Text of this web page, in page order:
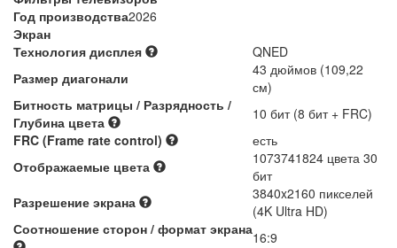
Год производства2026
Экран
Технология дисплея
QNED
Размер диагонали
43 дюймов (109,22
см)
Битность матрицы / Разрядность /
Глубина цвета
10 бит (8 бит + FRC)
FRC (Frame rate control)
есть
Отображаемые цвета
1073741824 цвета 30
бит
Разрешение экрана
3840x2160 пикселей
(4K Ultra HD)
Соотношение сторон / формат экрана16:9